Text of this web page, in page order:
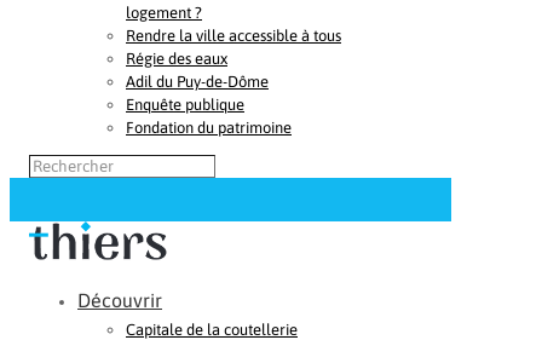
logement ?
Rendre la ville accessible à tous
Régie des eaux
Adil du Puy-de-Dôme
Enquête publique
Fondation du patrimoine
Découvrir
Capitale de la coutellerie